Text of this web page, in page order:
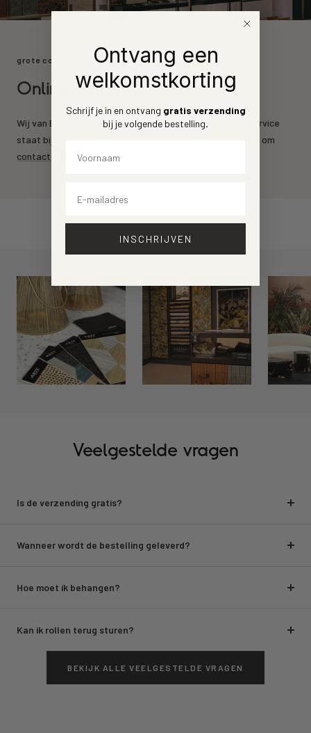
grote collectie
Online behang kopen
Wij van Behang.nl leveren de mooiste behang merken. Service
staat bij ons voorrop. Heeft u een vraag? Aarzel dan niet om
contact op te nemen.
Veelgestelde vragen
Is de verzending gratis?
Wanneer wordt de bestelling geleverd?
Hoe moet ik behangen?
Kan ik rollen terug sturen?
BEKIJK ALLE VEELGESTELDE VRAGEN
Ontvang een
welkomstkorting
Schrijf je in en ontvang gratis verzending
bij je volgende bestelling.
INSCHRIJVEN